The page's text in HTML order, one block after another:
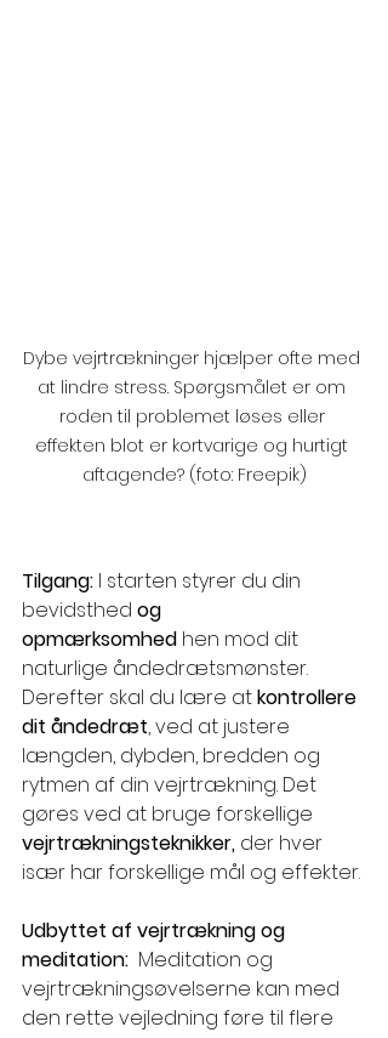
Dybe vejrtrækninger hjælper ofte med
at lindre stress. Spørgsmålet er om
roden til problemet løses eller
effekten blot er kortvarige og hurtigt
aftagende? (foto: Freepik)
Tilgang: I starten styrer du din
bevidsthed og
opmærksomhed hen mod dit
naturlige åndedrætsmønster.
Derefter skal du lære at kontrollere
dit åndedræt, ved at justere
længden, dybden, bredden og
rytmen af din vejrtrækning. Det
gøres ved at bruge forskellige
vejrtrækningsteknikker, der hver
især har forskellige mål og effekter.
Udbyttet af vejrtrækning og
meditation: Meditation og
vejrtrækningsøvelserne kan med
den rette vejledning føre til flere